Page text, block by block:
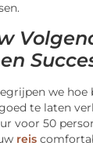
we hoe
te laten
voor 50
reis